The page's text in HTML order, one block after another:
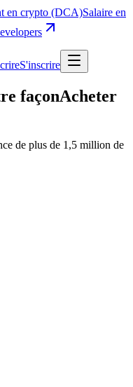
en crypto (DCA)Salaire en
S'inscrire
façonAcheter
de plus de 1,5 million de